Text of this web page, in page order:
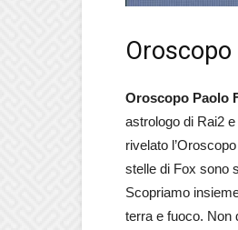
Oroscopo Paolo
astrologo di Rai2
rivelato
stelle di Fox sono
Scopriamo
terra e fuoco. Non